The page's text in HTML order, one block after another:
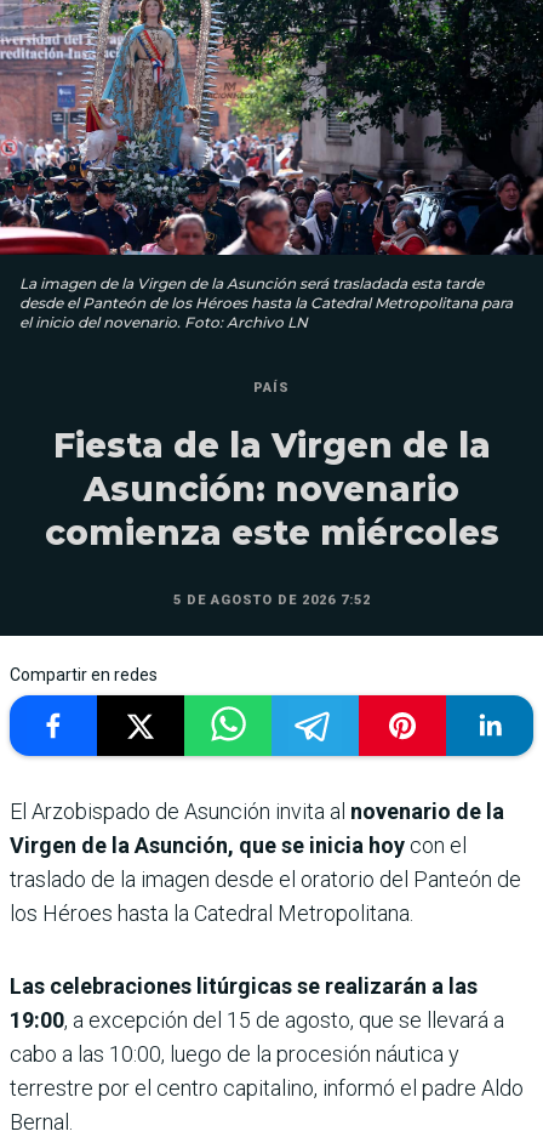
La imagen de la Virgen de la Asunción será trasladada esta tarde
desde el Panteón de los Héroes hasta la Catedral Metropolitana para
el inicio del novenario. Foto: Archivo LN
PAÍS
Fiesta de la Virgen de la
Asunción: novenario
comienza este miércoles
5 DE AGOSTO DE 2026 7:52
Compartir en redes
El Arzobispado de Asunción invita al novenario de la
Virgen de la Asunción, que se inicia hoy con el
traslado de la imagen desde el oratorio del Panteón de
los Héroes hasta la Catedral Metropolitana.
Las celebraciones litúrgicas se realizarán a las
19:00, a excepción del 15 de agosto, que se llevará a
cabo a las 10:00, luego de la procesión náutica y
terrestre por el centro capitalino, informó el padre Aldo
Bernal.